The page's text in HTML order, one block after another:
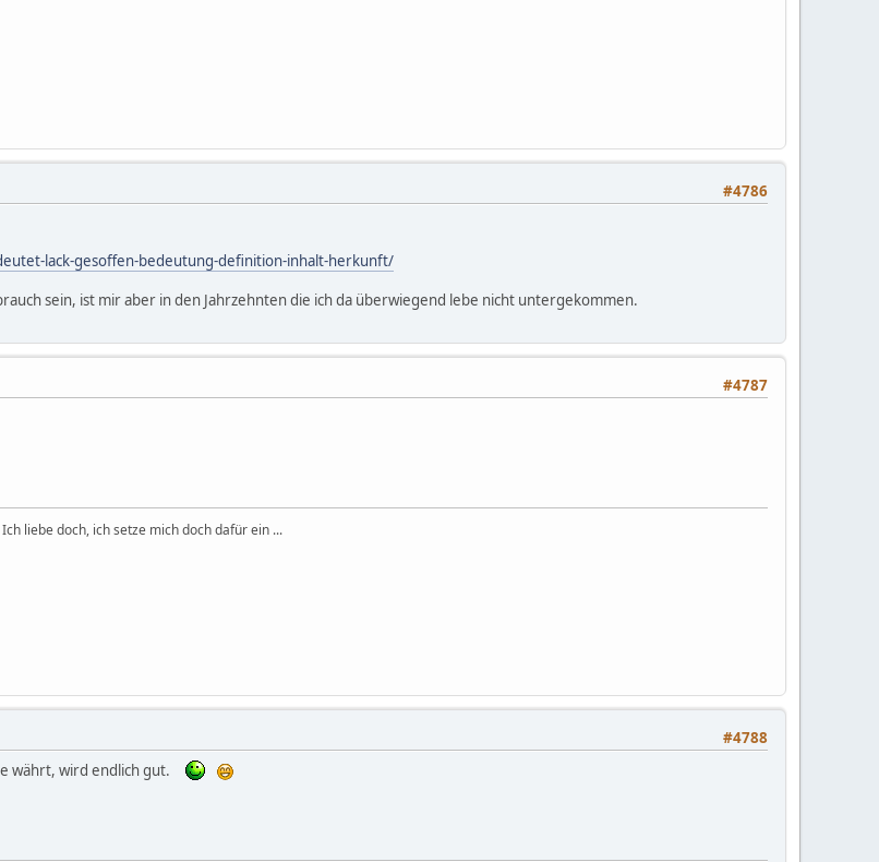
#4786
lack-gesoffen-bedeutung-definition-inhalt-herkunft/
sein, ist mir aber in den Jahrzehnten die ich da überwiegend lebe nicht untergekommen.
#4787
liebe doch, ich setze mich doch dafür ein ...
#4788
währt, wird endlich gut.